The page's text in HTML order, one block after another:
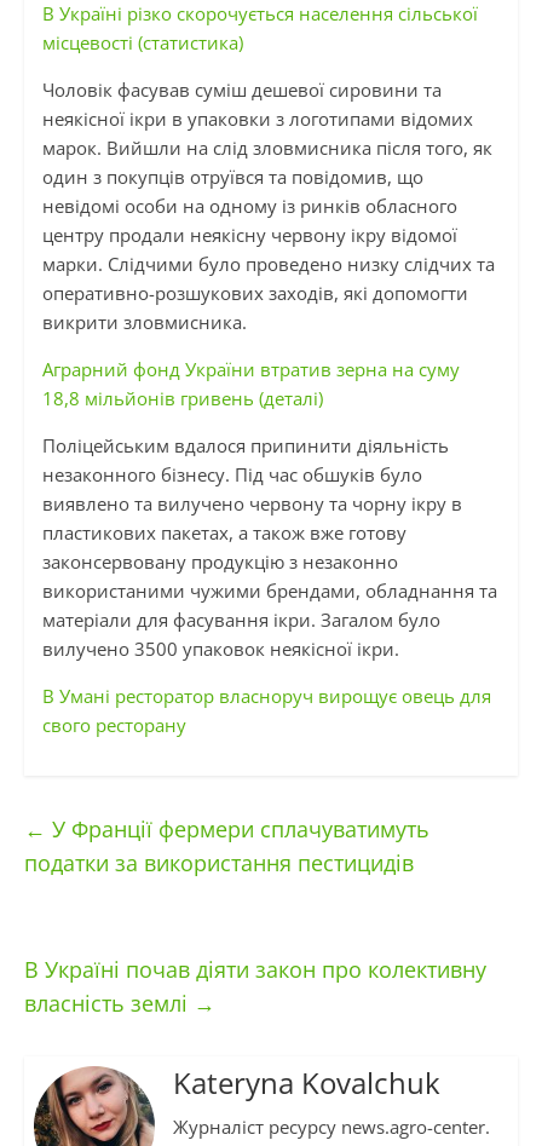
В Україні різко скорочується населення сільської
місцевості (статистика)
Чоловік фасував суміш дешевої сировини та
неякісної ікри в упаковки з логотипами відомих
марок. Вийшли на слід зловмисника після того, як
один з покупців отруївся та повідомив, що
невідомі особи на одному із ринків обласного
центру продали неякісну червону ікру відомої
марки. Слідчими було проведено низку слідчих та
оперативно-розшукових заходів, які допомогти
викрити зловмисника.
Аграрний фонд України втратив зерна на суму
18,8 мільйонів гривень (деталі)
Поліцейським вдалося припинити діяльність
незаконного бізнесу. Під час обшуків було
виявлено та вилучено червону та чорну ікру в
пластикових пакетах, а також вже готову
законсервовану продукцію з незаконно
використаними чужими брендами, обладнання та
матеріали для фасування ікри. Загалом було
вилучено 3500 упаковокнеякісної ікри.
В Умані ресторатор власноруч вирощує овець для
свого ресторану
← У Франції фермери сплачуватимуть
податки за використання пестицидів
В Україні почав діяти закон про колективну
власність землі →
Kateryna Kovalchuk
Журналіст ресурсу news.agro-center.